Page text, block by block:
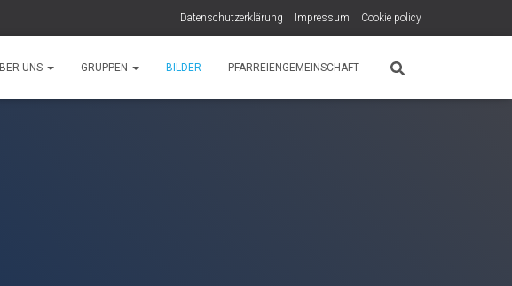
Datenschutzerklärung Impressum Cookie policy
UNS GRUPPEN BILDER PFARREIENGEMEINSCHAFT